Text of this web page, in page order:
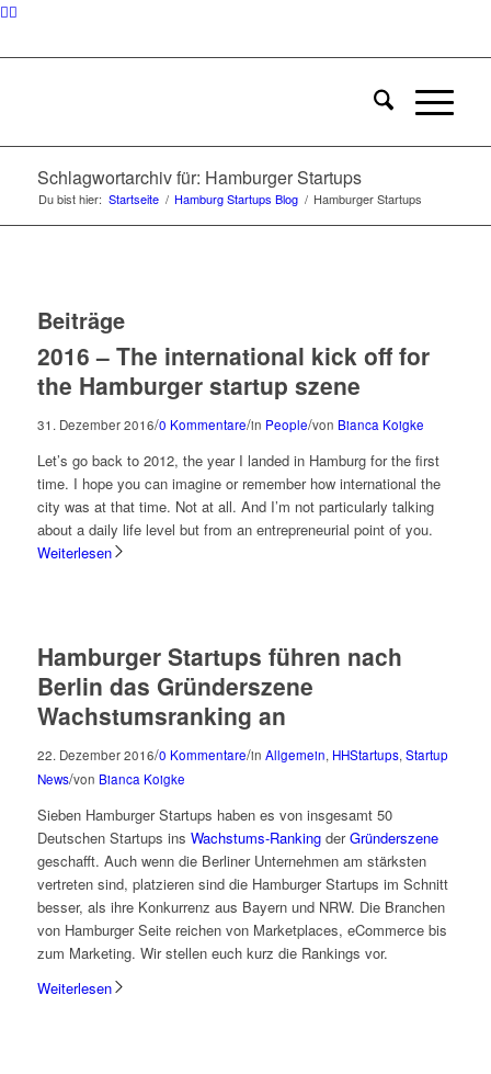
Schlagwortarchiv für: Hamburger Startups
Du bist hier: Startseite / Hamburg Startups Blog / Hamburger Startups
Beiträge
2016 – The international kick off for
the Hamburger startup szene
31. Dezember 2016/0 Kommentare/in People/von Bianca Koigke
Let’s go back to 2012, the year I landed in Hamburg for the first
time. I hope you can imagine or remember how international the
city was at that time. Not at all. And I’m not particularly talking
about a daily life level but from an entrepreneurial point of you.
Weiterlesen
Hamburger Startups führen nach
Berlin das Gründerszene
Wachstumsranking an
22. Dezember 2016/0 Kommentare/in Allgemein, HHStartups, Startup
News/von Bianca Koigke
Sieben Hamburger Startups haben es von insgesamt 50
Deutschen Startups ins Wachstums-RankingderGründerszene
geschafft. Auch wenn die Berliner Unternehmen am stärksten
vertreten sind, platzieren sind die Hamburger Startups im Schnitt
besser, als ihre Konkurrenz aus Bayern und NRW. Die Branchen
von Hamburger Seite reichen von Marketplaces, eCommerce bis
zum Marketing. Wir stellen euch kurz die Rankings vor.
Weiterlesen